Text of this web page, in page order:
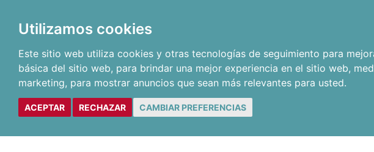
Utilizamos cookies
Este sitio web utiliza cookies y otras tecnologías de seguimiento para
básica del sitio web, para brindar una mejor experiencia en el sitio web,
marketing, para mostrar anuncios que sean más relevantes para usted.
ACEPTAR RECHAZAR CAMBIAR PREFERENCIAS